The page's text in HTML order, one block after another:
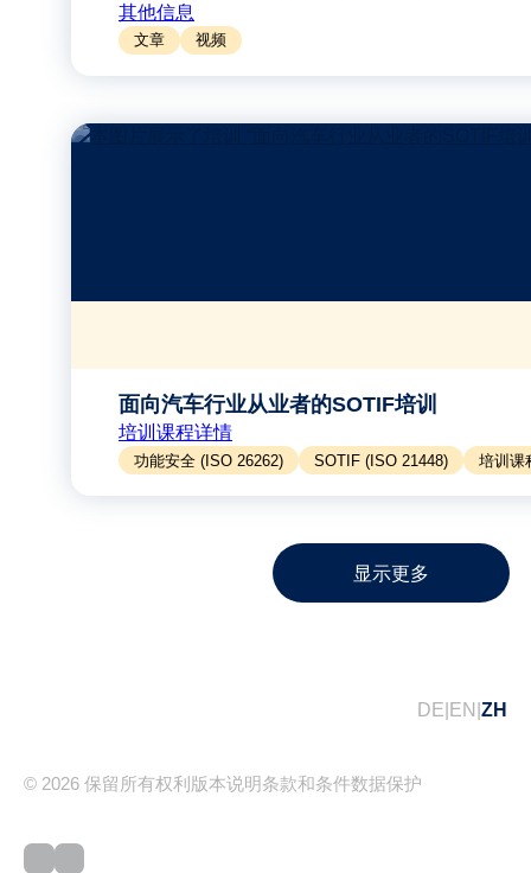
其他信息
文章 视频
面向汽车行业从业者的SOTIF培训
培训课程详情
功能安全 (ISO 26262) SOTIF (ISO 21448) 培训课
显示更多
DE EN ZH
© 2026 保留所有权利 版本说明条款和条件数据​保护